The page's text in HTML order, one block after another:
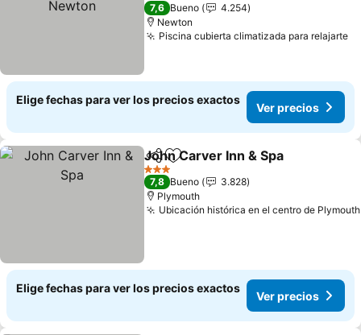
7,6 Bueno
4.254
Newton
Piscina cubierta climatizada para relajarte
Elige fechas para ver los precios exactos
Ver precios
CompartirAgregar a favoritos
John Carver Inn & Spa
3 Estrellas
7,8 Bueno
3.828
Plymouth
Ubicación histórica en el centro de Plymouth
Elige fechas para ver los precios exactos
Ver precios